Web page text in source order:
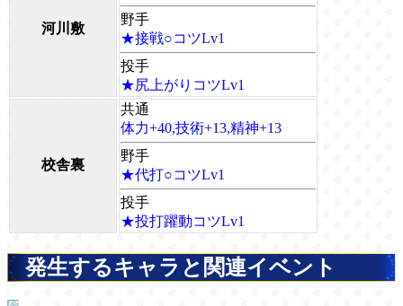
河川敷
野手
★接戦○コツLv1
投手
★尻上がりコツLv1
校舎裏
共通
体力+40,技術+13,精神+13
野手
★代打○コツLv1
投手
★投打躍動コツLv1
発生するキャラと関連イベント